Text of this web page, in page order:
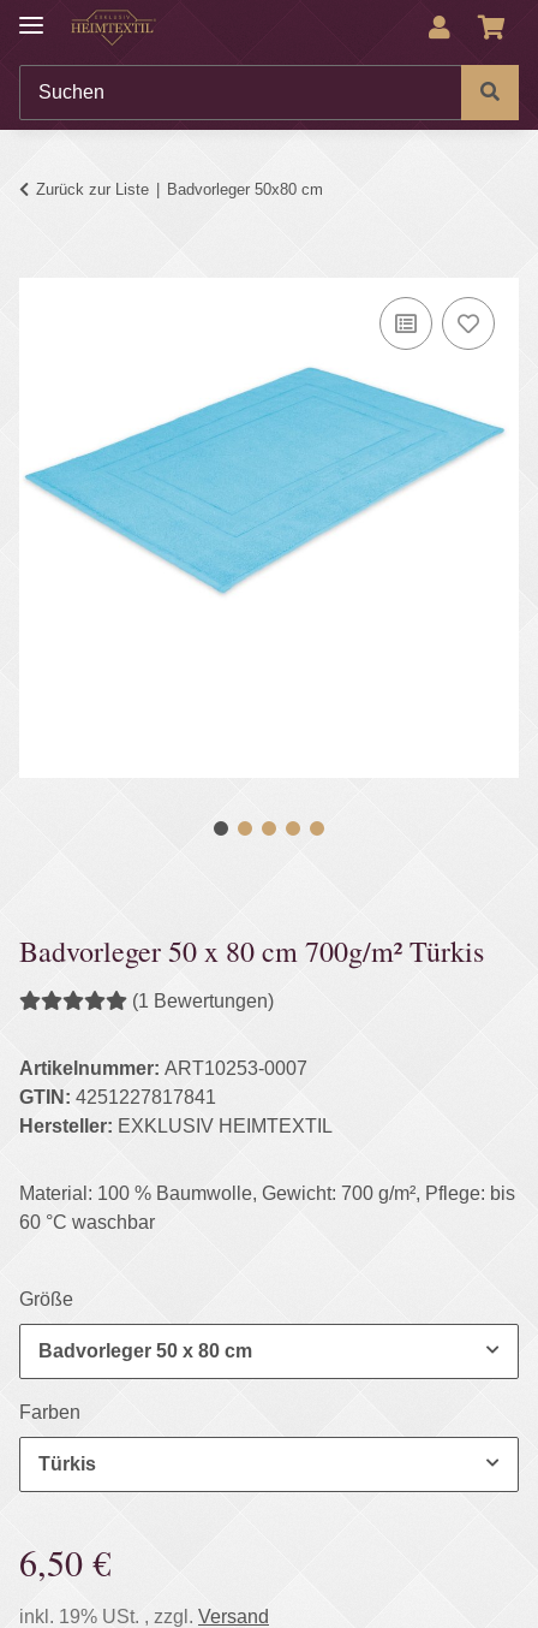
Zurück zur Liste Badvorleger 50x80 cm
Badvorleger 50 x 80 cm 700g/m² Türkis
(1 Bewertungen)
Artikelnummer: ART10253-0007
GTIN: 4251227817841
Hersteller: EXKLUSIV HEIMTEXTIL
Material: 100 % Baumwolle, Gewicht: 700 g/m², Pflege: bis
60 °C waschbar
Größe
Badvorleger 50 x 80 cm
Farben
Türkis
6,50 €
inkl. 19% USt. , zzgl. Versand